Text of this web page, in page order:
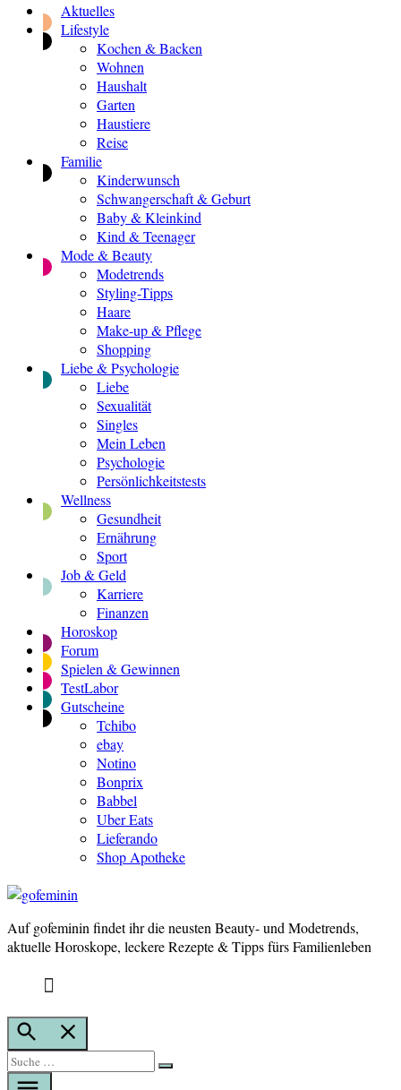
Aktuelles
Lifestyle
Kochen & Backen
Wohnen
Haushalt
Garten
Haustiere
Reise
Familie
Kinderwunsch
Schwangerschaft & Geburt
Baby & Kleinkind
Kind & Teenager
Mode & Beauty
Modetrends
Styling-Tipps
Haare
Make-up & Pflege
Shopping
Liebe & Psychologie
Liebe
Sexualität
Singles
Mein Leben
Psychologie
Persönlichkeitstests
Wellness
Gesundheit
Ernährung
Sport
Job & Geld
Karriere
Finanzen
Horoskop
Forum
Spielen & Gewinnen
TestLabor
Gutscheine
Tchibo
ebay
Notino
Bonprix
Babbel
Uber Eats
Lieferando
Shop Apotheke
gofeminin
Auf gofeminin findet ihr die neusten Beauty- und Modetrends,
aktuelle Horoskope, leckere Rezepte & Tipps fürs Familienleben
Suche
öffnen
Suche
nach:
Suche